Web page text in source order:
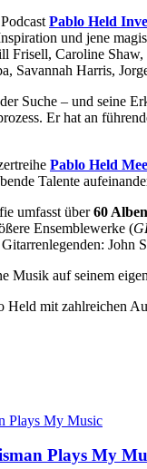
Pablo Held
und jene
Frisell, Caroline
Savannah Harris,
Suche – und seine
Er hat an
Pablo Held
Talente
umfasst über60 Alben
Ensemblewerke (
John
Musik auf seinem
Held mit zahlreichen
Plays My